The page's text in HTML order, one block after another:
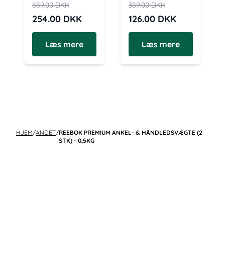
859.00DKK
254.00 DKK
Læs mere
389.00DKK
126.00 DKK
Læs mere
HJEM/ANDET/REEBOK PREMIUM ANKEL- & HÅNDLEDSVÆGTE (2
STK) - 0,5KG